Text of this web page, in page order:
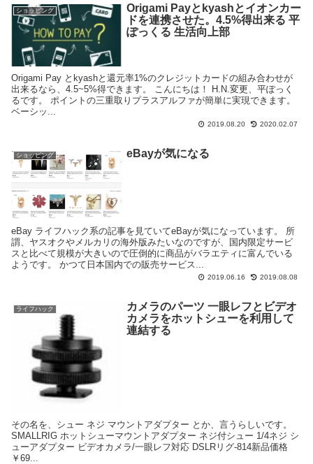
ショッピング
Origami Payとkyashとイオンカー
ドを連携させた。4.5%得出来る 平
ぽっくる 生活向上部
Origami Pay とkyashと還元率1%のクレジットカードの組み合わせが
出来るなら、4.5~5%得できます。 こんにちは！ H.N.変更、平ぽっく
るです。 ポイントの三重取りプラスアルファが簡単に実現できます。
ベーシッ...
2019.08.20 2020.02.07
ショッピング eBayが気になる
eBay ライフハック系の記事を見ていてeBayが気になっています。 所
謂、ヤスオクやメルカリの海外版みたいなのですが、国内限定サービ
スと比べて規模が大きいので圧倒的に商品がバラエティに富んでいる
ようです。 かつて日本国内での販売サービス...
2019.06.16 2019.08.08
ライフハック
カメラのパーツ 一眼レフとビデオ
カメラをホットシューを利用して
連結する
その名を、シュー ネジ マウントアダプター とか、言うらしいです。
SMALLRIG ホットシューマウントアダプター ネジ付シュー 1/4ネジ シ
ューアダプター ビデオカメラ/一眼レフ対応 DSLRリグ-814新品価格
￥69...